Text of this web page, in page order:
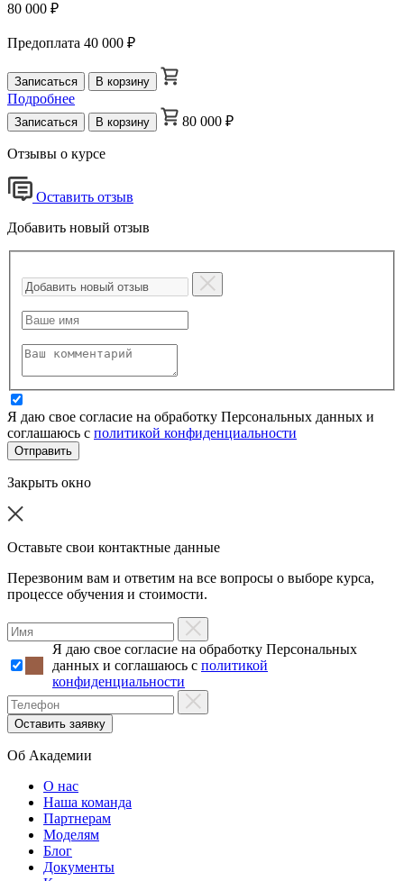
80 000 ₽
Предоплата 40 000 ₽
Записаться В корзину
Подробнее
Записаться В корзину 80 000 ₽
Отзывы о курсе
Оставить отзыв
Добавить новый отзыв
Я даю свое согласие на обработку Персональных данных и
соглашаюсь с политикой конфиденциальности
Закрыть окно
Оставьте свои контактные данные
Перезвоним вам и ответим на все вопросы о выборе курса,
процессе обучения и стоимости.
Я даю свое согласие на обработку Персональных
данных и соглашаюсь с политикой
конфиденциальности
Об Академии
О нас
Наша команда
Партнерам
Моделям
Блог
Документы